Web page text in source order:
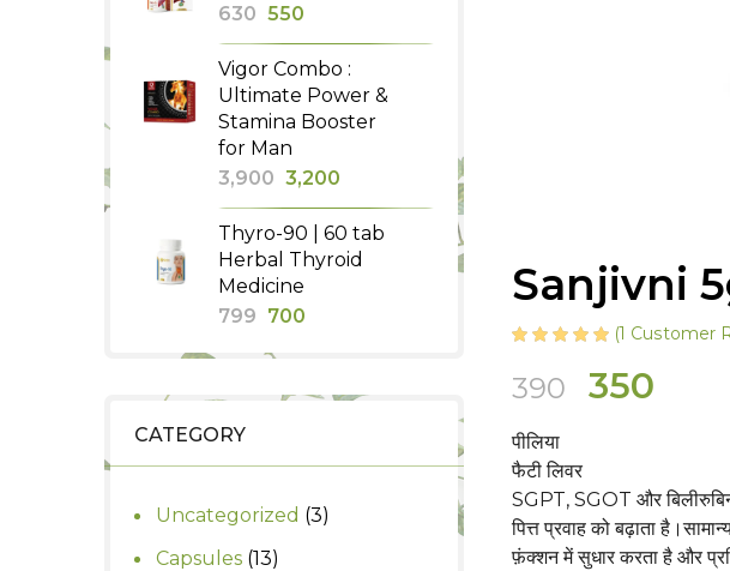
630 Original
price
was:
₹630.
550
price
is:
₹550.
Vigor Combo :
Ultimate Power &
Stamina Booster
for Man
3,900 Original
price
was:
₹3,900.
3,200
price
is:
Thyro-90 | 60 tab
Herbal Thyroid
Medicine
799 Original
price
700
CATEGORY
Uncategorized 33
Capsules 1313
Sanjivni
(1 Customer
390
Original
₹390.
350
₹350.
पीलिया
फैटी लिवर
SGPT, SGOT और
पित्त प्रवाह को बढ़ाता
फ़ंक्शन में सुधार करता है और